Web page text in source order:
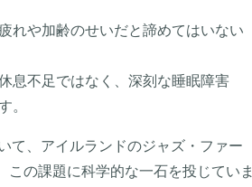
れや加齢のせいだと諦めてはいない
息不足ではなく、深刻な睡眠障害
。
て、アイルランドのジャズ・ファー
の課題に科学的な一石を投じていま